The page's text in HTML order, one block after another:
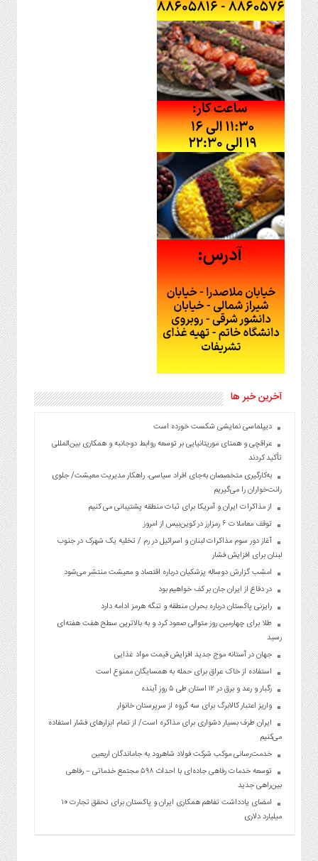
آخرین خبر ها
دیپلماسی نمایشی شکست خورده است
عراقچی و همتای موریتانیایی بر توسعه روابط دوجانبه و همکاری بین‌المللی
تأکید کردند
به‌کارگیری متخصصان به‌جای افراد سیاسی، راهکار مدیریت معیشت/ جلوی
رانت‌خواران را می‌گیریم
از مذاکرات ایران و آمریکا برای ثبات منطقه پشتیبانی می کنیم
توقف معاملات ۶ رمزارز در کوین‌بیس از امروز
آغاز دور سوم مذاکرات لبنان و اسرائیل در رم / تخلیه یک شهرک در جنوب
لبنان برای افزایش فشار
امشب گزارش دوساله پزشکیان درباره اقتصاد و معیشت منتشر می‌شود
در دفاع از ایران جان بر کف خواهیم بود
رایزنی پاکستان درباره بحران منطقه و تنگه هرمز ادامه دارد
طلا برای چهارمین روز متوالی صعود کرد و به بالاترین سطح هفت هفته‌ای
رسید
جهان در آستانه موج جدید افزایش قیمت مواد غذایی
استفاده از خاک عراق برای حمله به همسایگان ممنوع است
رگبار و رعد و برق در ۱۲ استان طی ۵ روز آینده
واریز اعتبار کالابرگ برای سه گروه از سرپرستان خانوار
ایران طرف بسیار دشواری برای مذاکره است/ از تمام ابزارهای فشار استفاده
می‌کنیم
خدمت‌رسانی موکب شرکت فولاد شاهرود به جاماندگان اربعین
توسعه خدمات رفاهی جاده‌ای با احداث ۵۹۸ مجتمع خدماتی – رفاهی
بین‌راهی جدید
امضای یادداشت تفاهم همکاری ایران و پاکستان برای تحقق تجارت ۱۰
میلیارد دلاری